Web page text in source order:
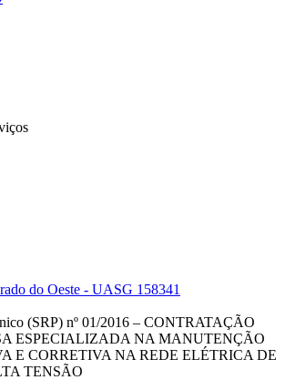
do Oeste - UASG 158341
(SRP) nº 01/2016 – CONTRATAÇÃO
ESPECIALIZADA NA MANUTENÇÃO
E CORRETIVA NA REDE ELÉTRICA DE
TENSÃO